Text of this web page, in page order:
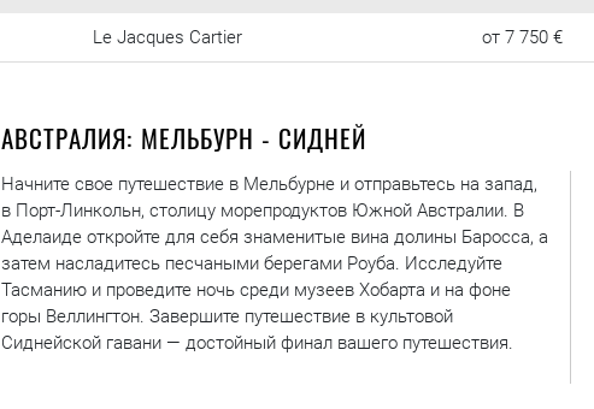
Le Jacques Cartier от 7 750 €
АВСТРАЛИЯ: МЕЛЬБУРН - СИДНЕЙ
Начните свое путешествие в Мельбурне и отправьтесь на запад,
в Порт-Линкольн, столицу морепродуктов Южной Австралии. В
Аделаиде откройте для себя знаменитые вина долины Баросса, а
затем насладитесь песчаными берегами Роуба. Исследуйте
Тасманию и проведите ночь среди музеев Хобарта и на фоне
горы Веллингтон. Завершите путешествие в культовой
Сиднейской гавани — достойный финал вашего путешествия.